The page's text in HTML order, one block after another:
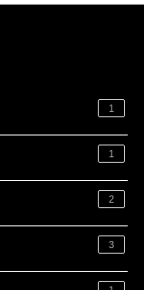
1
1
2
3